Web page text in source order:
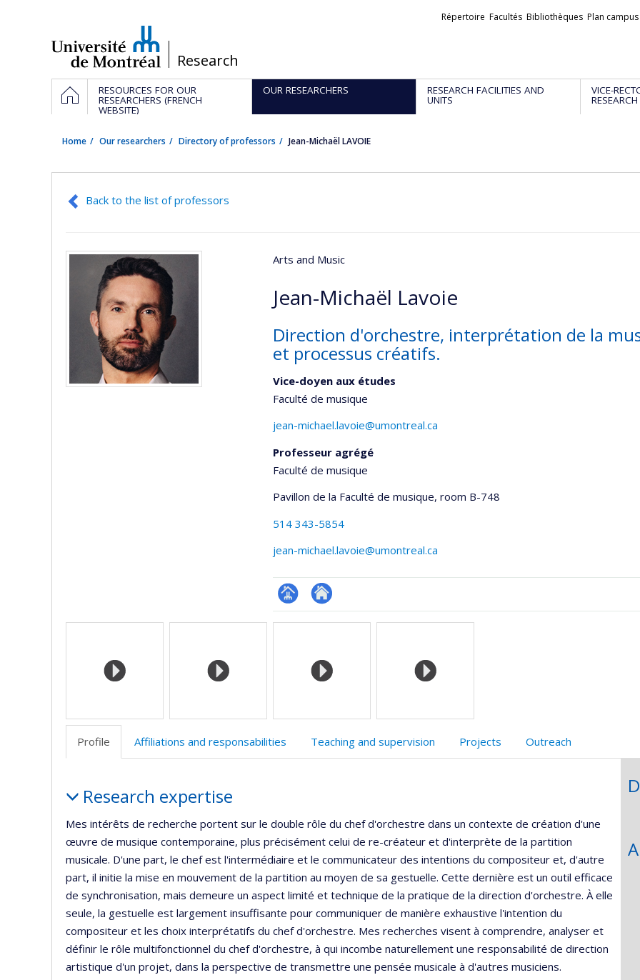
/Research
Liens
Répertoire Facultés Bibliothèques Plan campus
Navigation
principale
HOMERESOURCES FOR OUR
RESEARCHERS (FRENCH
WEBSITE)
OUR RESEARCHERS RESEARCH FACILITIES AND
UNITS
VICE-
RESEARCH
Home Our researchers Directory of professors Jean-Michaël LAVOIE
Back to the list of professors
Arts and Music
Jean-Michaël Lavoie
Direction d'orchestre, interprétation de la
et processus créatifs.
Vice-doyen aux études
Faculté de musique
jean-michael.lavoie@umontreal.ca
Professeur agrégé
Faculté de musique
Pavillon de la Faculté de musique, room B-748
514 343-5854
jean-michael.lavoie@umontreal.ca
Page Autre
Media
Profile Affiliations and responsabilities Teaching and supervision Projects Outreach
Research expertise
Mes intérêts de recherche portent sur le double rôle du chef d'orchestre dans un contexte de création d'une
œuvre de musique contemporaine, plus précisément celui de re-créateur et d'interprète de la partition
musicale. D'une part, le chef est l'intermédiaire et le communicateur des intentions du compositeur et, d'autre
part, il initie la mise en mouvement de la partition au moyen de sa gestuelle. Cette dernière est un outil efficace
de synchronisation, mais demeure un aspect limité et technique de la pratique de la direction d'orchestre. À elle
seule, la gestuelle est largement insuffisante pour communiquer de manière exhaustive l'intention du
compositeur et les choix interprétatifs du chef d'orchestre. Mes recherches visent à comprendre, analyser et
définir le rôle multifonctionnel du chef d'orchestre, à qui incombe naturellement une responsabilité de direction
artistique d'un projet, dans la perspective de transmettre une pensée musicale à d'autres musiciens.